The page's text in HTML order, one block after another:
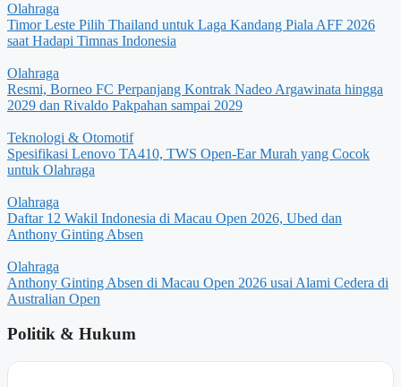
Olahraga
Timor Leste Pilih Thailand untuk Laga Kandang Piala AFF 2026
saat Hadapi Timnas Indonesia
Olahraga
Resmi, Borneo FC Perpanjang Kontrak Nadeo Argawinata hingga
2029 dan Rivaldo Pakpahan sampai 2029
Teknologi & Otomotif
Spesifikasi Lenovo TA410, TWS Open-Ear Murah yang Cocok
untuk Olahraga
Olahraga
Daftar 12 Wakil Indonesia di Macau Open 2026, Ubed dan
Anthony Ginting Absen
Olahraga
Anthony Ginting Absen di Macau Open 2026 usai Alami Cedera di
Australian Open
Politik & Hukum